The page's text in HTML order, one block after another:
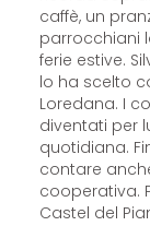
caffè, un
parrocchiani
ferie estive.
lo ha scelto
Loredana. I
diventati per
quotidiana.
contare
cooperativa.
Castel del